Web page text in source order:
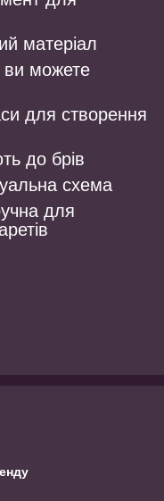
матеріал
ви можете
для створення
до брів
схема
для